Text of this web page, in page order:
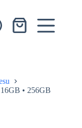
Koszyk
• 256GB